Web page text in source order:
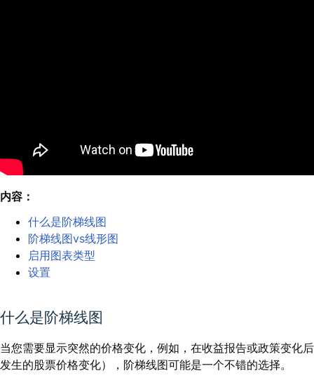
内容：
什么是阶梯线图
阶梯线图vs线形图
启用图表类型
设置
什么是阶梯线图
当您需要显示突然的价格变化，例如，在收益报告或政策变化后
发生的股票价格变化），阶梯线图可能是一个不错的选择。